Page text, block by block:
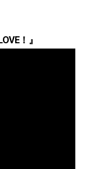
！』